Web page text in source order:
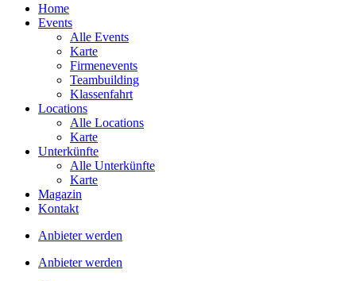
Home
Events
Alle Events
Karte
Firmenevents
Teambuilding
Klassenfahrt
Locations
Alle Locations
Karte
Unterkünfte
Alle Unterkünfte
Karte
Magazin
Kontakt
Anbieter werden
Anbieter werden